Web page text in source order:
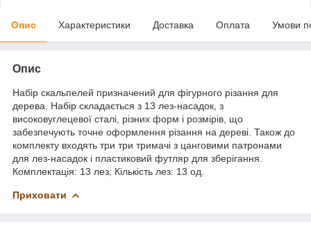
Опис Характеристики Доставка Оплата Умови
Опис
Набір скальпелей призначений для фігурного різання для
дерева. Набір складається з 13 лез-насадок, з
високовуглецевої сталі, різних форм і розмірів, що
забезпечують точне оформлення різання на дереві. Також до
комплекту входять три три тримачі з цанговими патронами
для лез-насадок і пластиковий футляр для зберігання.
Комплектація: 13 лез; Кількість лез: 13 од.
Приховати